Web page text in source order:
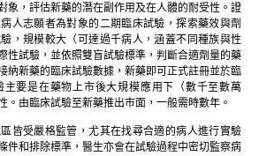
象，評估新藥的潛在副作用及在人體的耐受性。證
人志願者為對象的二期臨床試驗，探索藥效與劑
，規模較大（可達過千病人，涵蓋不同種族與性
性試驗，並依照雙盲試驗標準，判斷合適劑量的藥
納新藥的臨床試驗數據，新藥即可正式註冊並於臨
要是在藥物上市後大規模應用下（數千至數萬
。由臨床試驗至新藥推出市面，一般需時數年。
皆受嚴格監管，尤其在找尋合適的病人進行實驗
件和排除標準，醫生亦會在試驗過程中密切監察病